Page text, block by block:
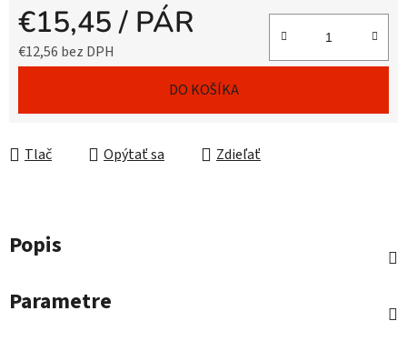
€15,45/ PÁR
€12,56 bez DPH
DO KOŠÍKA
Tlač Opýtať sa Zdieľať
Popis
Parametre